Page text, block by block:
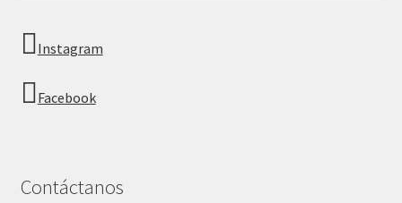
Instagram
Facebook
Contáctanos